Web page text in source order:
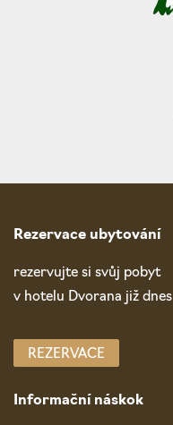
Rezervace ubytování
rezervujte si svůj pobyt
v hotelu Dvorana již dnes
REZERVACE
Informační náskok